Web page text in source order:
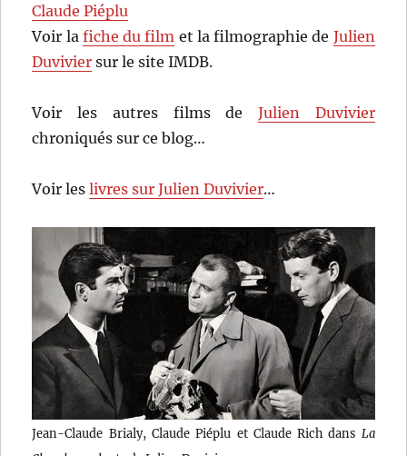
Claude Piéplu
Voir la fiche du film et la filmographie de Julien
Duvivier sur le site IMDB.
Voir les autres films de Julien Duvivier
chroniqués sur ce blog…
Voir leslivres sur Julien Duvivier…
Jean-Claude Brialy, Claude Piéplu et Claude Rich dans La